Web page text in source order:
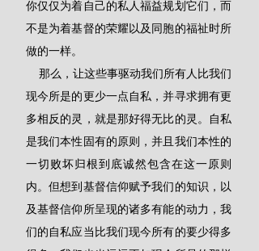
你仅仅为着自己的私人福益规划它们，而
不是为着基督的荣耀以及同胞的福祉时所
做的一样。
现今所是的更少一点自私，并寻求拥有更
多相反的灵，就是那好得无比的灵。自私
是我们本性固有的原则，并且我们本性的
一切败坏归根到底诚然包含在这一原则
内。但想到基督信仰赋予我们的知识，以
及基督信仰所呈现的诸多有能的动力，我
们的自私应当比我们现今所有的要少得多